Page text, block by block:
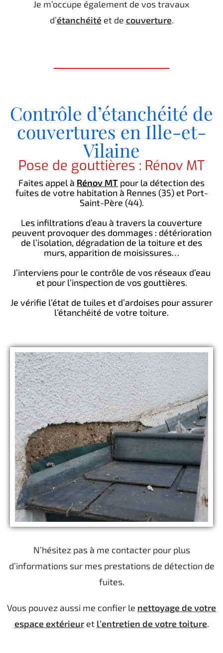
Je m’occupe également de vos travaux
d’étanchéité et de couverture.
Contrôle d’étanchéité de
couvertures en Ille-et-
Vilaine
Pose de gouttières : Rénov MT
Faites appel à Rénov MT pour la détection des
fuites de votre habitation à Rennes (35) et Port-
Saint-Père (44).
Les infiltrations d’eau à travers la couverture
peuvent provoquer des dommages : détérioration
de l’isolation, dégradation de la toiture et des
murs, apparition de moisissures…
J’interviens pour le contrôle de vos réseaux d’eau
et pour l’inspection de vos gouttières.
Je vérifie l’état de tuiles et d’ardoises pour assurer
l’étanchéité de votre toiture.
N’hésitez pas à me contacter pour plus
d’informations sur mes prestations de détection de
fuites.
Vous pouvez aussi me confier le nettoyage de votre
espace extérieuret l’entretien de votre toiture.